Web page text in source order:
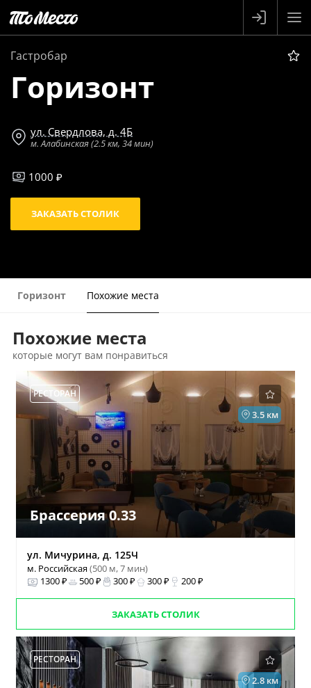
Гастробар
Горизонт
ул. Свердлова, д. 4Б
м. Алабинская (2.5 км, 34 мин)
1000 ₽
ЗАКАЗАТЬ СТОЛИК
Горизонт Похожие места
Похожие места
которые могут вам понравиться
РЕСТОРАН
3.5 км
Брассерия 0.33
ул. Мичурина, д. 125Ч
м. Российская(500 м, 7 мин)
1300 ₽
500 ₽ 300 ₽ 300 ₽ 200 ₽
ЗАКАЗАТЬ СТОЛИК
РЕСТОРАН
2.8 км